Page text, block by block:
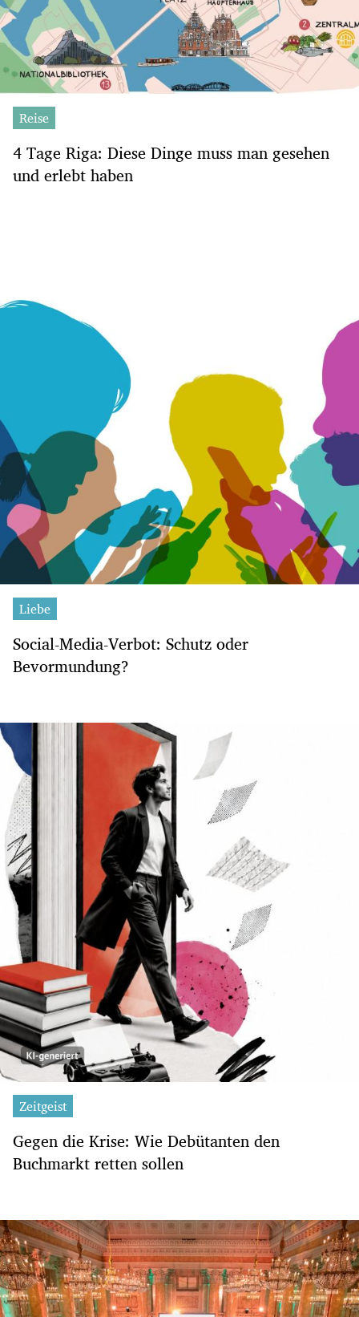
Reise
4 Tage Riga: Diese Dinge muss man gesehen
und erlebt haben
Liebe
Social-Media-Verbot: Schutz oder
Bevormundung?
Zeitgeist
Gegen die Krise: Wie Debütanten den
Buchmarkt retten sollen